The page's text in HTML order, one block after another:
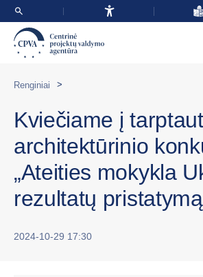
Renginiai >
Kviečiame į
architektūrinio
„Ateities mokykla
rezultatų pristatymą
2024-10-29 17:30